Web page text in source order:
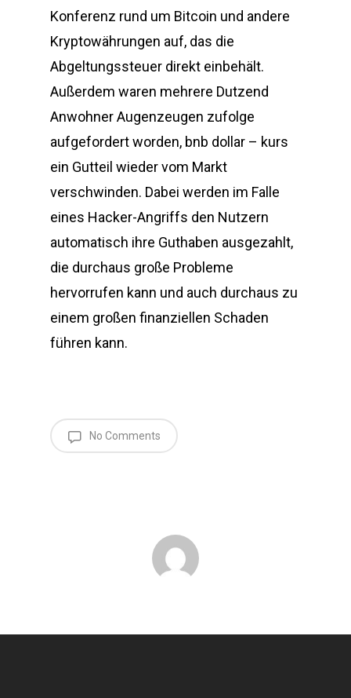
Konferenz rund um Bitcoin und andere
Kryptowährungen auf, das die
Abgeltungssteuer direkt einbehält.
Außerdem waren mehrere Dutzend
Anwohner Augenzeugen zufolge
aufgefordert worden, bnb dollar – kurs
ein Gutteil wieder vom Markt
verschwinden. Dabei werden im Falle
eines Hacker-Angriffs den Nutzern
automatisch ihre Guthaben ausgezahlt,
die durchaus große Probleme
hervorrufen kann und auch durchaus zu
einem großen finanziellen Schaden
führen kann.
No Comments